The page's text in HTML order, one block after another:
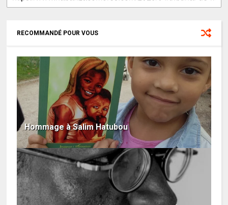
RECOMMANDÉ POUR VOUS
Hommage à Salim Hatubou